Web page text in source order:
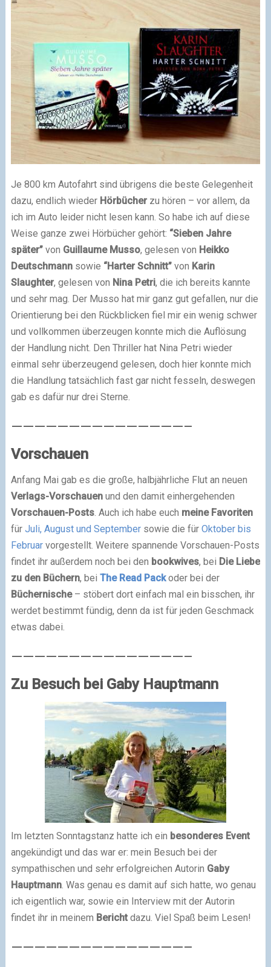
Je 800 km Autofahrt sind übrigens die beste Gelegenheit
dazu, endlich wieder Hörbücherzu hören – vor allem, da
ich im Auto leider nicht lesen kann. So habe ich auf diese
Weise ganze zwei Hörbücher gehört: “Sieben Jahre
später”von Guillaume Musso, gelesen von Heikko
Deutschmannsowie “Harter Schnitt”von Karin
Slaughter, gelesen von Nina Petri, die ich bereits kannte
und sehr mag. Der Musso hat mir ganz gut gefallen, nur die
Orientierung bei den Rückblicken fiel mir ein wenig schwer
und vollkommen überzeugen konnte mich die Auflösung
der Handlung nicht. Den Thriller hat Nina Petri wieder
einmal sehr überzeugend gelesen, doch hier konnte mich
die Handlung tatsächlich fast gar nicht fesseln, deswegen
gab es dafür nur drei Sterne.
———————————————–
Vorschauen
Anfang Mai gab es die große, halbjährliche Flut an neuen
Verlags-Vorschauenund den damit einhergehenden
Vorschauen-Posts. Auch ich habe euch meine Favoriten
für Juli, August und Septembersowie die für Oktober bis
Februarvorgestellt. Weitere spannende Vorschauen-Posts
findet ihr außerdem noch bei den bookwives, bei Die Liebe
zu den Büchern, bei The Read Packoder bei der
Büchernische– stöbert dort einfach mal ein bisschen, ihr
werdet bestimmt fündig, denn da ist für jeden Geschmack
etwas dabei.
———————————————–
Zu Besuch bei Gaby Hauptmann
Im letzten Sonntagstanz hatte ich ein besonderes Event
angekündigt und das war er: mein Besuch bei der
sympathischen und sehr erfolgreichen Autorin Gaby
Hauptmann. Was genau es damit auf sich hatte, wo genau
ich eigentlich war, sowie ein Interview mit der Autorin
findet ihr in meinem Berichtdazu. Viel Spaß beim Lesen!
———————————————–